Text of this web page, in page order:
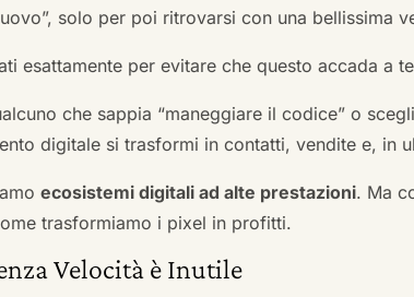
solo per poi ritrovarsi con una bellissima
esattamente per evitare che questo accada a
che sappia “maneggiare il codice” o
digitale si trasformi in contatti, vendite e, in
ecosistemi digitali ad alte prestazioni. Ma
trasformiamo i pixel in profitti.
Velocità è Inutile